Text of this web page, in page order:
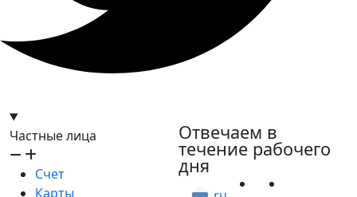
Частные лица
Счет
Карты
Отвечаем в
течение рабочего
дня